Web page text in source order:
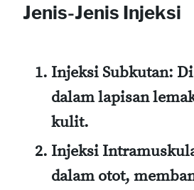
Jenis-Jenis Injeksi
Injeksi Subkutan:
dalam lapisan
kulit.
Injeksi
dalam otot,